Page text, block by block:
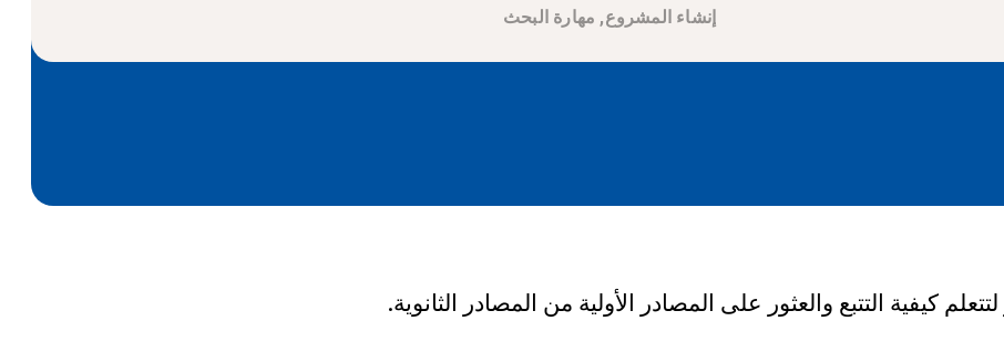
إنشاء المشروع, مهارة البحث
كيفية التتبع والعثور على المصادر الأولية من المصادر الثانوية.